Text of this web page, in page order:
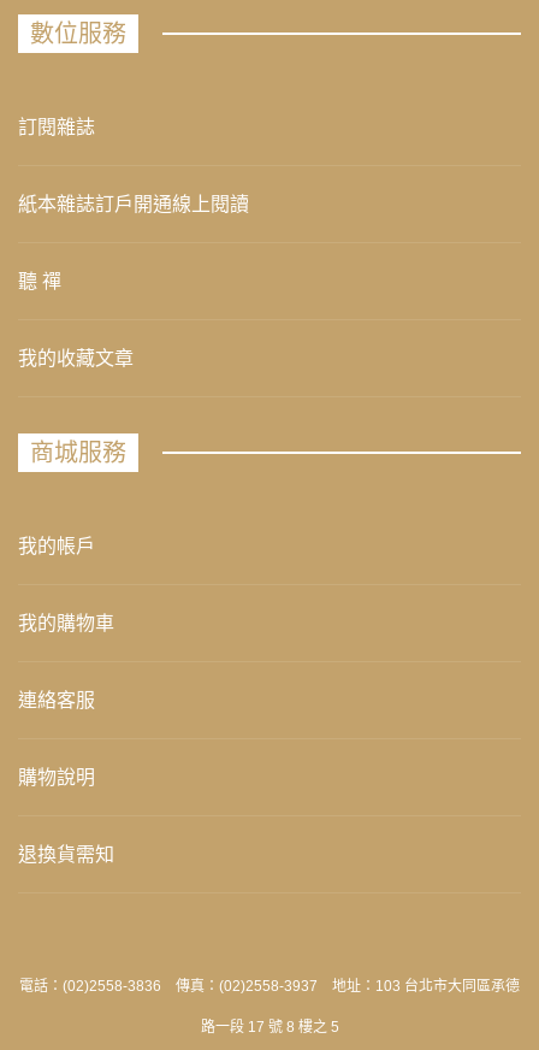
數位服務
訂閱雜誌
紙本雜誌訂戶開通線上閱讀
聽 禪
我的收藏文章
商城服務
我的帳戶
我的購物車
連絡客服
購物說明
退換貨需知
電話：(02)2558-3836 傳真：(02)2558-3937 地址：103 台北市大同區承德
路一段 17 號 8 樓之 5